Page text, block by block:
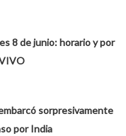
8 de junio: horario y por
sorpresivamente
por India